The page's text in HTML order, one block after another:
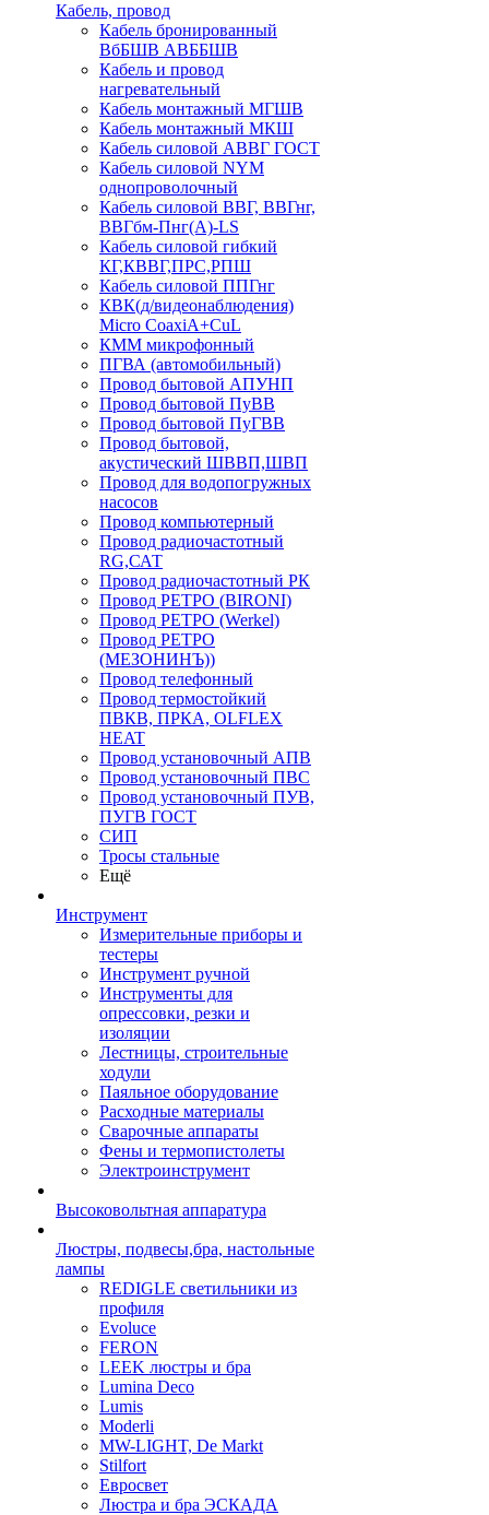
Кабель, провод
Кабель бронированный
ВбБШВ АВББШВ
Кабель и провод
нагревательный
Кабель монтажный МГШВ
Кабель монтажный МКШ
Кабель силовой АВВГ ГОСТ
Кабель силовой NYM
однопроволочный
Кабель силовой ВВГ, ВВГнг,
ВВГбм-Пнг(А)-LS
Кабель силовой гибкий
КГ,КВВГ,ПРС,РПШ
Кабель силовой ППГнг
КВК(д/видеонаблюдения)
Micro CoaxiA+CuL
КММ микрофонный
ПГВА (автомобильный)
Провод бытовой АПУНП
Провод бытовой ПуВВ
Провод бытовой ПуГВВ
Провод бытовой,
акустический ШВВП,ШВП
Провод для водопогружных
насосов
Провод компьютерный
Провод радиочастотный
RG,САТ
Провод радиочастотный РК
Провод РЕТРО (BIRONI)
Провод РЕТРО (Werkel)
Провод РЕТРО
(МЕЗОНИНЪ))
Провод телефонный
Провод термостойкий
ПВКВ, ПРКА, OLFLEX
HEAT
Провод установочный АПВ
Провод установочный ПВС
Провод установочный ПУВ,
ПУГВ ГОСТ
СИП
Тросы стальные
Ещё
Инструмент
Измерительные приборы и
тестеры
Инструмент ручной
Инструменты для
опрессовки, резки и
изоляции
Лестницы, строительные
ходули
Паяльное оборудование
Расходные материалы
Сварочные аппараты
Фены и термопистолеты
Электроинструмент
Высоковольтная аппаратура
Люстры, подвесы,бра, настольные
лампы
REDIGLE светильники из
профиля
Evoluce
FERON
LEEK люстры и бра
Lumina Deco
Lumis
Moderli
MW-LIGHT, De Markt
Stilfort
Евросвет
Люстра и бра ЭСКАДА